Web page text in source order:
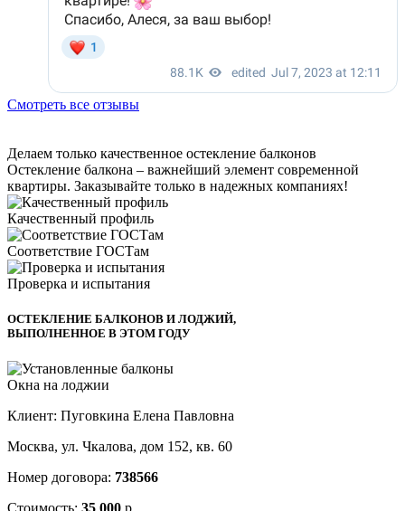
Смотреть все отзывы
Делаем только качественное остекление балконов
Остекление балкона – важнейший элемент современной
квартиры. Заказывайте только в надежных компаниях!
Качественный профиль
Соответствие ГОСТам
Проверка и испытания
ОСТЕКЛЕНИЕ БАЛКОНОВ И ЛОДЖИЙ,
ВЫПОЛНЕННОЕ В ЭТОМ ГОДУ
Окна на лоджии
Клиент: Пуговкина Елена Павловна
Москва, ул. Чкалова, дом 152, кв. 60
Номер договора: 738566
Стоимость: 35 000 р.